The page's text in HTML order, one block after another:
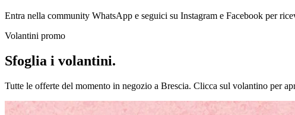
Entra nella community WhatsApp e seguici su Instagram e Facebook per
Volantini promo
Sfoglia i volantini.
Tutte le offerte del momento in negozio a Brescia. Clicca sul volantino per